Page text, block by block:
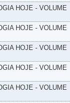
HOJE - VOLUME
HOJE - VOLUME
HOJE - VOLUME
HOJE - VOLUME
HOJE - VOLUME